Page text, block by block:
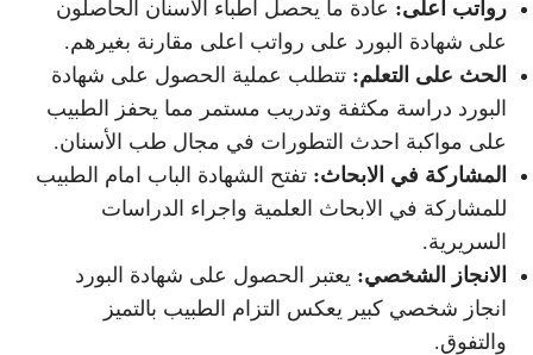
رواتب اعلى: عادة ما يحصل اطباء الأسنان الحاصلون
على شهادة البورد على رواتب اعلى مقارنة بغيرهم.
الحث على التعلم: تتطلب عملية الحصول على شهادة
البورد دراسة مكثفة وتدريب مستمر مما يحفز الطبيب
على مواكبة احدث التطورات في مجال طب الأسنان.
المشاركة في الابحاث: تفتح الشهادة الباب امام الطبيب
للمشاركة في الابحاث العلمية واجراء الدراسات
السريرية.
الانجاز الشخصي: يعتبر الحصول على شهادة البورد
انجاز شخصي كبير يعكس التزام الطبيب بالتميز
والتفوق.